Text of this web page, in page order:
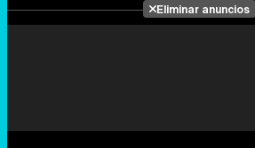
Eliminar anuncios